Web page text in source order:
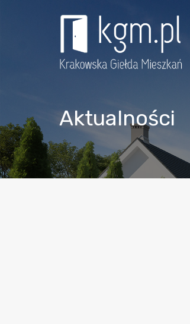
Aktualności